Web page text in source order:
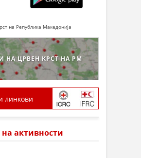
на Република Македонија
НА ЦРВЕН КРСТ НА РМ
линкови
активности